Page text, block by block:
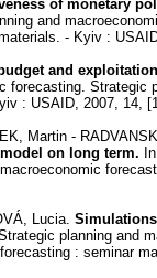
of monetary
and
- Kyiv :
and
forecasting. Strategic
: USAID, 2007, 14,
Martin -
on long term.
Lucia.
planning and
: seminar